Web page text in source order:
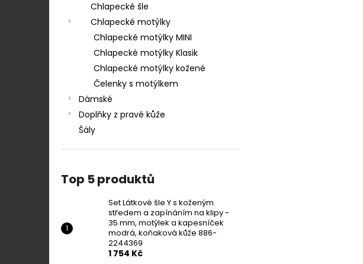
Chlapecké šle
Chlapecké motýlky
Chlapecké motýlky MINI
Chlapecké motýlky Klasik
Chlapecké motýlky kožené
Čelenky s motýlkem
Dámské
Doplňky z pravé kůže
Šály
Top 5 produktů
Set Látkové šle Y s koženým
středem a zapínáním na klipy -
35 mm, motýlek a kapesníček
modrá, koňaková kůže 886-
2244369
1 754 Kč